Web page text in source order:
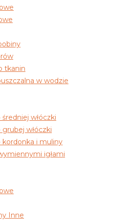
tkanin
w wodzie
średniej włóczki
grubej włóczki
kordonka i muliny
igłami
Inne